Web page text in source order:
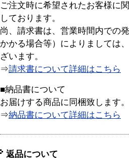
ご注文時に希望されたお客様に
しております。
尚、請求書は、営業時間内での
かかる場合等）によりましては
ざいます。
⇒請求書について詳細はこちら
■納品書について
お届けする商品に同梱致します。
⇒納品書について詳細はこちら
返品について